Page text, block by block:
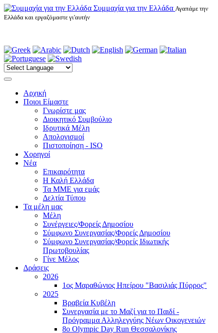
Συμμαχία για την Ελλάδα Αγαπάμε την
Ελλάδα και εργαζόμαστε γι'αυτήν
Αρχική
Ποιοι Είμαστε
Γνωρίστε μας
Διοικητικό Συμβούλιο
Ιδρυτικά Μέλη
Απολογισμοί
Πιστοποίηση - ISO
Χορηγοί
Νέα
Επικαιρότητα
H Καλή Ελλάδα
Τα ΜΜΕ για εμάς
Δελτία Τύπου
Τα μέλη μας
Μέλη
Συνέργειες/Φορείς Δημοσίου
Σύμφωνο Συνεργασίας/Φορείς Δημοσίου
Σύμφωνο Συνεργασίας/Φορείς Ιδιωτικής
Πρωτοβουλίας
Γίνε Μέλος
Δράσεις
2026
1ος Μαραθώνιος Ηπείρου "Βασιλιάς Πύρρος"
2025
Βραβεία Κυβέλη
Συνεργασία με το Μαζί για το Παιδί -
Πρόγραμμα Αλληλεγγύης Νέων Οικογενειών
8ο Olympic Day Run Θεσσαλονίκης